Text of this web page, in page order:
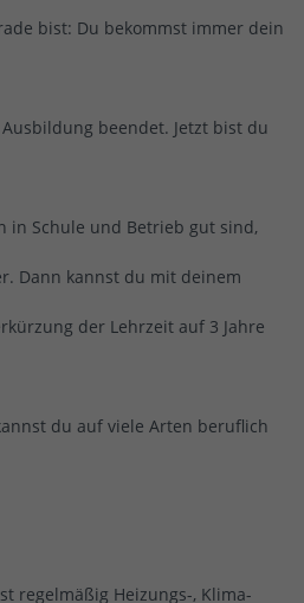
bist: Du bekommst immer dein
beendet. Jetzt bist du
in Schule und Betrieb gut sind,
Dann kannst du mit deinem
der Lehrzeit auf 3 Jahre
du auf viele Arten beruflich
regelmäßig Heizungs-, Klima-